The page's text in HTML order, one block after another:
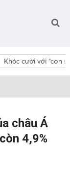
Khóc cười với “cơn
châu Á
4,9%